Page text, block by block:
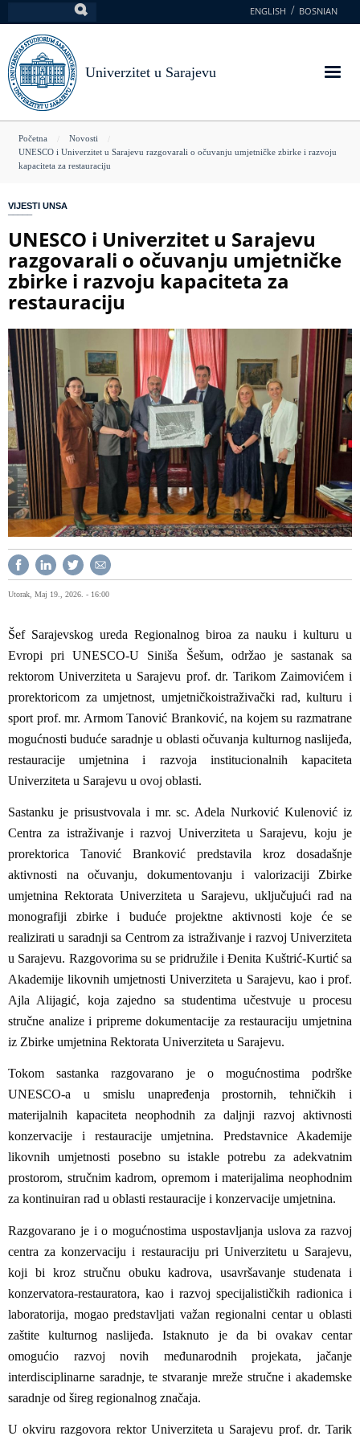
na
glavni
sadržaj
ENGLISH BOSNIAN
Univerzitet u Sarajevu
You
are
Početna
Novosti
UNESCO i Univerzitet u Sarajevu razgovarali o očuvanju umjetničke zbirke i razvoju
kapaciteta za restauraciju
VIJESTI UNSA
UNESCO i Univerzitet u Sarajevu
razgovarali o očuvanju umjetničke
zbirke i razvoju kapaciteta za
restauraciju
Utorak, Maj 19., 2026. - 16:00
Šef Sarajevskog ureda Regionalnog biroa za nauku i kulturu u
Evropi pri UNESCO-U Siniša Šešum, održao je sastanak sa
rektorom Univerziteta u Sarajevu prof. dr. Tarikom Zaimovićem i
prorektoricom za umjetnost, umjetničkoistraživački rad, kulturu i
sport prof. mr. Armom Tanović Branković, na kojem su razmatrane
mogućnosti buduće saradnje u oblasti očuvanja kulturnog naslijeđa,
restauracije umjetnina i razvoja institucionalnih kapaciteta
Univerziteta u Sarajevu u ovoj oblasti.
Sastanku je prisustvovala i mr. sc. Adela Nurković Kulenović iz
Centra za istraživanje i razvoj Univerziteta u Sarajevu, koju je
prorektorica Tanović Branković predstavila kroz dosadašnje
aktivnosti na očuvanju, dokumentovanju i valorizaciji Zbirke
umjetnina Rektorata Univerziteta u Sarajevu, uključujući rad na
monografiji zbirke i buduće projektne aktivnosti koje će se
realizirati u saradnji sa Centrom za istraživanje i razvoj Univerziteta
u Sarajevu. Razgovorima su se pridružile i Đenita Kuštrić-Kurtić sa
Akademije likovnih umjetnosti Univerziteta u Sarajevu, kao i prof.
Ajla Alijagić, koja zajedno sa studentima učestvuje u procesu
stručne analize i pripreme dokumentacije za restauraciju umjetnina
iz Zbirke umjetnina Rektorata Univerziteta u Sarajevu.
Tokom sastanka razgovarano je o mogućnostima podrške
UNESCO-a u smislu unapređenja prostornih, tehničkih i
materijalnih kapaciteta neophodnih za daljnji razvoj aktivnosti
konzervacije i restauracije umjetnina. Predstavnice Akademije
likovnih umjetnosti posebno su istakle potrebu za adekvatnim
prostorom, stručnim kadrom, opremom i materijalima neophodnim
za kontinuiran rad u oblasti restauracije i konzervacije umjetnina.
Razgovarano je i o mogućnostima uspostavljanja uslova za razvoj
centra za konzervaciju i restauraciju pri Univerzitetu u Sarajevu,
koji bi kroz stručnu obuku kadrova, usavršavanje studenata i
konzervatora-restauratora, kao i razvoj specijalističkih radionica i
laboratorija, mogao predstavljati važan regionalni centar u oblasti
zaštite kulturnog naslijeđa. Istaknuto je da bi ovakav centar
omogućio razvoj novih međunarodnih projekata, jačanje
interdisciplinarne saradnje, te stvaranje mreže stručne i akademske
saradnje od šireg regionalnog značaja.
U okviru razgovora rektor Univerziteta u Sarajevu prof. dr. Tarik